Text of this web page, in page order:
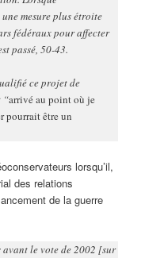
mesure plus étroite
fédéraux pour affecter
passé, 50-43.
ce projet de
“arrivé au point où je
pourrait être un
lorsqu’il,
des relations
de la guerre
le vote de 2002 [sur